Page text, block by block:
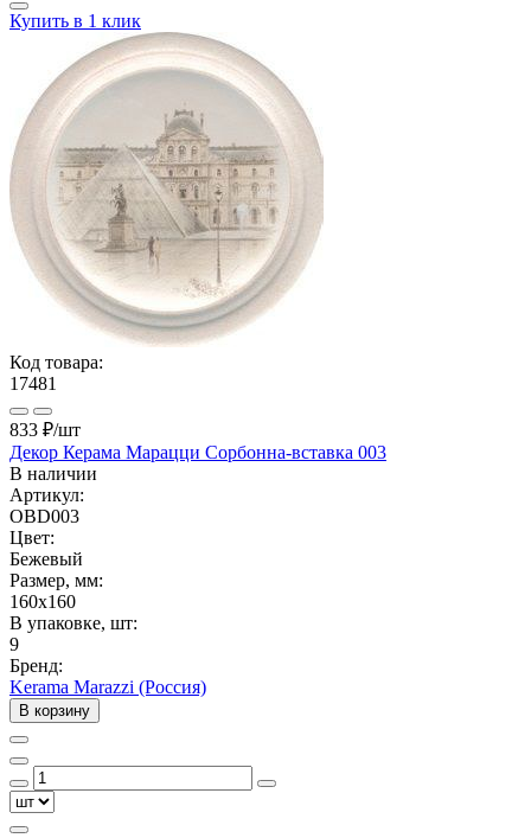
Купить в 1 клик
Код товара:
17481
833 ₽/шт
Декор Керама Марацци Сорбонна-вставка 003
В наличии
Артикул:
OBD003
Цвет:
Бежевый
Размер, мм:
160x160
В упаковке, шт:
9
Бренд:
Kerama Marazzi (Россия)
В корзину